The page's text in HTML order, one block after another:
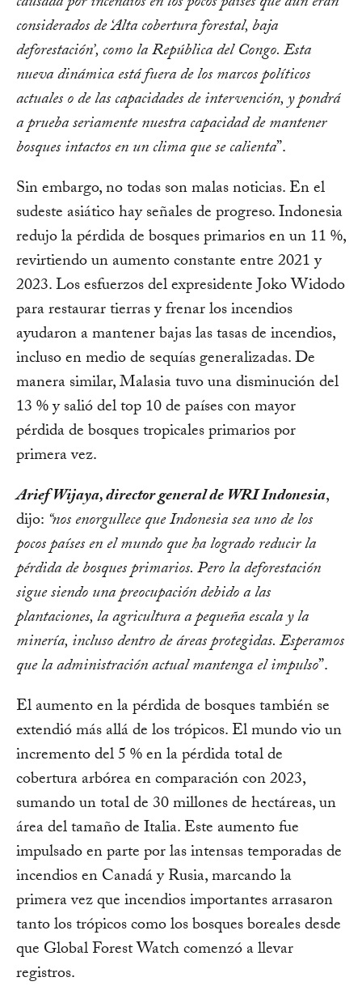
considerados de ‘Alta cobertura forestal, baja
deforestación’, como la República del Congo. Esta
nueva dinámica está fuera de los marcos políticos
actuales o de las capacidades de intervención, y pondrá
a prueba seriamente nuestra capacidad de mantener
bosques intactos en un clima que se calienta”.
Sin embargo, no todas son malas noticias. En el
sudeste asiático hay señales de progreso. Indonesia
redujo la pérdida de bosques primarios en un 11 %,
revirtiendo un aumento constante entre 2021 y
2023. Los esfuerzos del expresidente Joko Widodo
para restaurar tierras y frenar los incendios
ayudaron a mantener bajas las tasas de incendios,
incluso en medio de sequías generalizadas. De
manera similar, Malasia tuvo una disminución del
13 % y salió del top 10 de países con mayor
pérdida de bosques tropicales primarios por
primera vez.
Arief Wijaya, director general de WRI Indonesia,
dijo: “nos enorgullece que Indonesia sea uno de los
pocos países en el mundo que ha logrado reducir la
pérdida de bosques primarios. Pero la deforestación
sigue siendo una preocupación debido a las
plantaciones, la agricultura a pequeña escala y la
minería, incluso dentro de áreas protegidas. Esperamos
que la administración actual mantenga el impulso”.
El aumento en la pérdida de bosques también se
extendió más allá de los trópicos. El mundo vio un
incremento del 5 % en la pérdida total de
cobertura arbórea en comparación con 2023,
sumando un total de 30 millones de hectáreas, un
área del tamaño de Italia. Este aumento fue
impulsado en parte por las intensas temporadas de
incendios en Canadá y Rusia, marcando la
primera vez que incendios importantes arrasaron
tanto los trópicos como los bosques boreales desde
que Global Forest Watch comenzó a llevar
registros.